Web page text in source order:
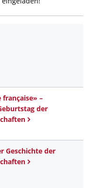
française» –
der
Geschichte der